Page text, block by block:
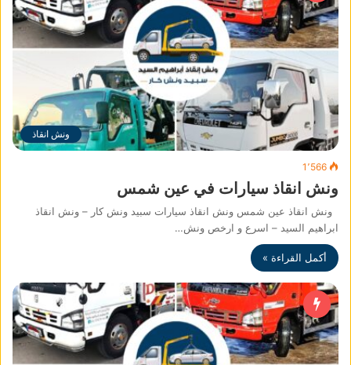
ونش انقاذ
1٬566
ونش انقاذ سيارات في عين شمس
ونش انقاذ عين شمس ونش انقاذ سيارات سبيد ونش كار – ونش انقاذ
ابراهيم السيد – اسرع و ارخص ونش…
أكمل القراءة »